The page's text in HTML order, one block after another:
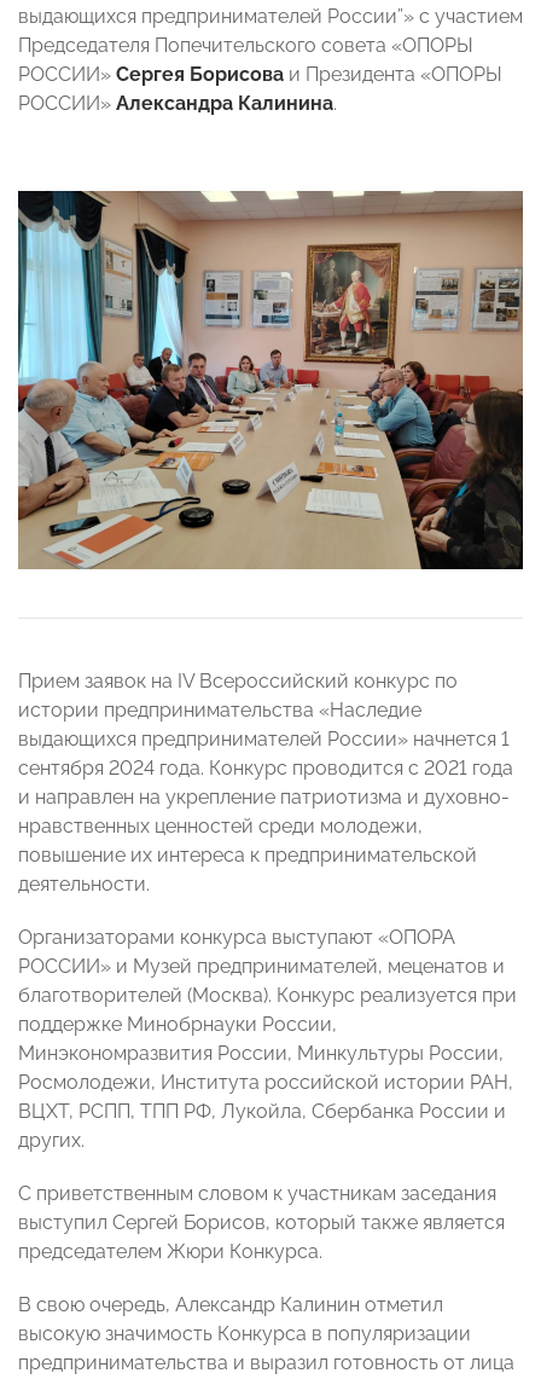
выдающихся предпринимателей России”» с участием
Председателя Попечительского совета «ОПОРЫ
РОССИИ» Сергея Борисова и Президента «ОПОРЫ
РОССИИ» Александра Калинина.
Прием заявок на IV Всероссийский конкурс по
истории предпринимательства «Наследие
выдающихся предпринимателей России» начнется 1
сентября 2024 года. Конкурс проводится с 2021 года
и направлен на укрепление патриотизма и духовно-
нравственных ценностей среди молодежи,
повышение их интереса к предпринимательской
деятельности.
Организаторами конкурса выступают «ОПОРА
РОССИИ» и Музей предпринимателей, меценатов и
благотворителей (Москва). Конкурс реализуется при
поддержке Минобрнауки России,
Минэкономразвития России, Минкультуры России,
Росмолодежи, Института российской истории РАН,
ВЦХТ, РСПП, ТПП РФ, Лукойла, Сбербанка России и
других.
С приветственным словом к участникам заседания
выступил Сергей Борисов, который также является
председателем Жюри Конкурса.
В свою очередь, Александр Калинин отметил
высокую значимость Конкурса в популяризации
предпринимательства и выразил готовность от лица